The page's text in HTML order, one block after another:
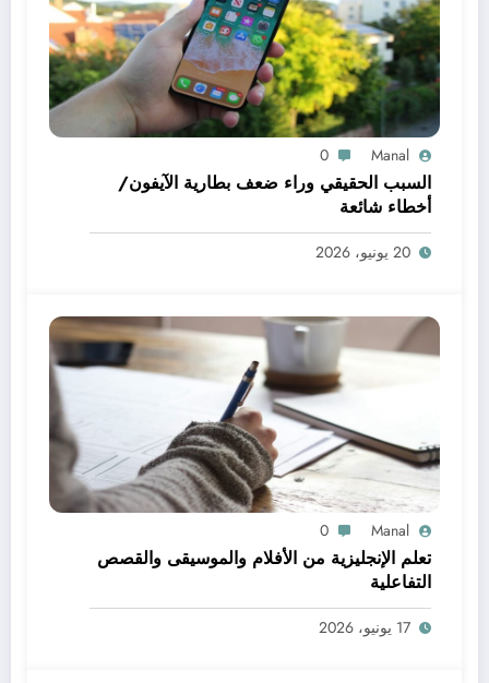
Manal
0
السبب الحقيقي وراء ضعف بطارية الآيفون/
أخطاء شائعة
20 يونيو، 2026
Manal
0
تعلم الإنجليزية من الأفلام والموسيقى والقصص
التفاعلية
17 يونيو، 2026